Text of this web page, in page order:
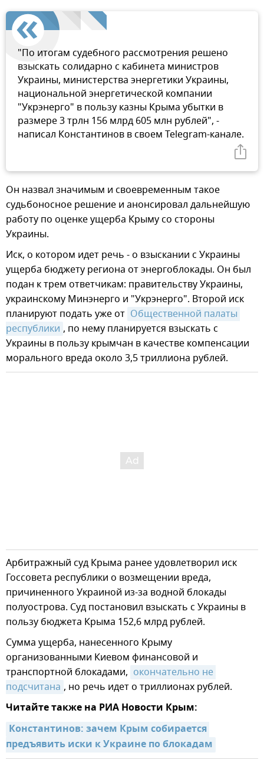
"По итогам судебного рассмотрения решено
взыскать солидарно с кабинета министров
Украины, министерства энергетики Украины,
национальной энергетической компании
"Укрэнерго" в пользу казны Крыма убытки в
размере 3 трлн 156 млрд 605 млн рублей", -
написал Константинов в своем Telegram-канале.
Он назвал значимым и своевременным такое
судьбоносное решение и анонсировал дальнейшую
работу по оценке ущерба Крыму со стороны
Украины.
Иск, о котором идет речь - о взыскании с Украины
ущерба бюджету региона от энергоблокады. Он был
подан к трем ответчикам: правительству Украины,
украинскому Минэнерго и "Укрэнерго". Второй иск
планируют подать уже от Общественной палаты
республики , по нему планируется взыскать с
Украины в пользу крымчан в качестве компенсации
морального вреда около 3,5 триллиона рублей.
Арбитражный суд Крыма ранее удовлетворил иск
Госсовета республики о возмещении вреда,
причиненного Украиной из-за водной блокады
полуострова. Суд постановил взыскать с Украины в
пользу бюджета Крыма 152,6 млрд рублей.
Сумма ущерба, нанесенного Крыму
организованными Киевом финансовой и
транспортной блокадами, окончательно не
подсчитана , но речь идет о триллионах рублей.
Читайте также на РИА Новости Крым:
Константинов: зачем Крым собирается
предъявить иски к Украине по блокадам